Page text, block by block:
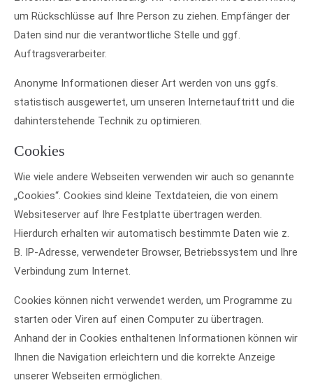
um Rückschlüsse auf Ihre Person zu ziehen. Empfänger der
Daten sind nur die verantwortliche Stelle und ggf.
Auftragsverarbeiter.
Anonyme Informationen dieser Art werden von uns ggfs.
statistisch ausgewertet, um unseren Internetauftritt und die
dahinterstehende Technik zu optimieren.
Cookies
Wie viele andere Webseiten verwenden wir auch so genannte
„Cookies“. Cookies sind kleine Textdateien, die von einem
Websiteserver auf Ihre Festplatte übertragen werden.
Hierdurch erhalten wir automatisch bestimmte Daten wie z.
B. IP-Adresse, verwendeter Browser, Betriebssystem und Ihre
Verbindung zum Internet.
Cookies können nicht verwendet werden, um Programme zu
starten oder Viren auf einen Computer zu übertragen.
Anhand der in Cookies enthaltenen Informationen können wir
Ihnen die Navigation erleichtern und die korrekte Anzeige
unserer Webseiten ermöglichen.